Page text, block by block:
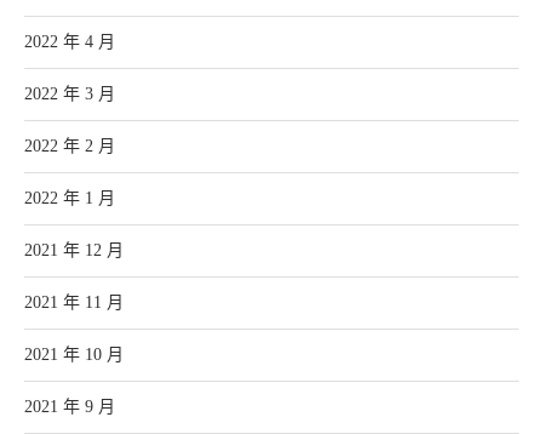
2022 年 4 月
2022 年 3 月
2022 年 2 月
2022 年 1 月
2021 年 12 月
2021 年 11 月
2021 年 10 月
2021 年 9 月